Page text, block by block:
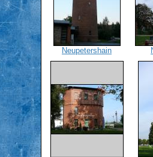
Neupetershain